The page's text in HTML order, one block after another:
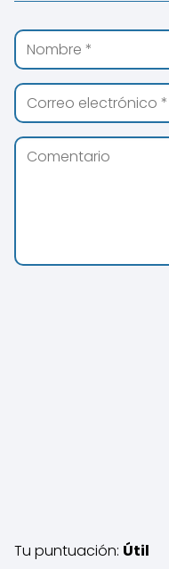
Tu puntuación: Útil